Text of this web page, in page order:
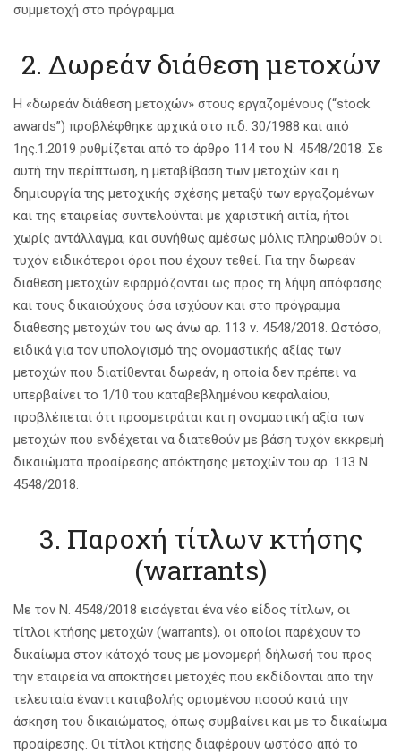
συμμετοχή στο πρόγραμμα.
2. Δωρεάν διάθεση μετοχών
H «δωρεάν διάθεση μετοχών» στους εργαζομένους (“stock
awards”) προβλέφθηκε αρχικά στο π.δ. 30/1988 και από
1ης.1.2019 ρυθμίζεται από το άρθρο 114 του Ν. 4548/2018. Σε
αυτή την περίπτωση, η μεταβίβαση των μετοχών και η
δημιουργία της μετοχικής σχέσης μεταξύ των εργαζομένων
και της εταιρείας συντελούνται με χαριστική αιτία, ήτοι
χωρίς αντάλλαγμα, και συνήθως αμέσως μόλις πληρωθούν οι
τυχόν ειδικότεροι όροι που έχουν τεθεί. Για την δωρεάν
διάθεση μετοχών εφαρμόζονται ως προς τη λήψη απόφασης
και τους δικαιούχους όσα ισχύουν και στο πρόγραμμα
διάθεσης μετοχών του ως άνω αρ. 113 ν. 4548/2018. Ωστόσο,
ειδικά για τον υπολογισμό της ονομαστικής αξίας των
μετοχών που διατίθενται δωρεάν, η οποία δεν πρέπει να
υπερβαίνει το 1/10 του καταβεβλημένου κεφαλαίου,
προβλέπεται ότι προσμετράται και η ονομαστική αξία των
μετοχών που ενδέχεται να διατεθούν με βάση τυχόν εκκρεμή
δικαιώματα προαίρεσης απόκτησης μετοχών του αρ. 113 Ν.
4548/2018.
3. Παροχή τίτλων κτήσης
(warrants)
Με τον Ν. 4548/2018 εισάγεται ένα νέο είδος τίτλων, οι
τίτλοι κτήσης μετοχών (warrants), οι οποίοι παρέχουν το
δικαίωμα στον κάτοχό τους με μονομερή δήλωσή του προς
την εταιρεία να αποκτήσει μετοχές που εκδίδονται από την
τελευταία έναντι καταβολής ορισμένου ποσού κατά την
άσκηση του δικαιώματος, όπως συμβαίνει και με το δικαίωμα
προαίρεσης. Οι τίτλοι κτήσης διαφέρουν ωστόσο από το